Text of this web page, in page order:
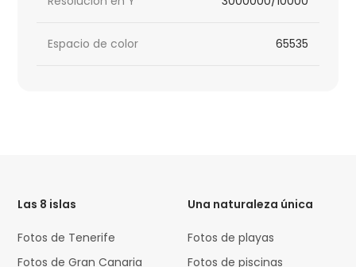
Espacio de color 65535
Las 8 islas
Fotos de Tenerife
Fotos de Gran Canaria
Una naturaleza única
Fotos de playas
Fotos de piscinas